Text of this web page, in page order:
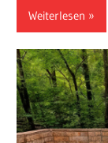
Weiterlesen